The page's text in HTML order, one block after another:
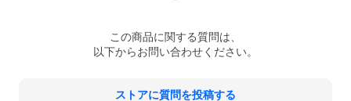
この商品に関する質問は、
以下からお問い合わせください。
ストアに質問を投稿する